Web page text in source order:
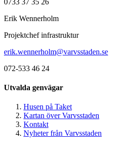
Erik Wennerholm
Projektchef infrastruktur
erik.wennerholm@varvsstaden.se
072-533 46 24
Utvalda genvägar
Husen på Taket
Kartan över Varvsstaden
Kontakt
Nyheter från Varvsstaden